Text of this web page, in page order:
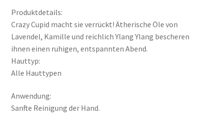
Produktdetails:
Crazy Cupid macht sie verrückt! Ätherische Öle von
Lavendel, Kamille und reichlich Ylang Ylang bescheren
ihnen einen ruhigen, entspannten Abend.
Hauttyp:
Alle Hauttypen
Anwendung:
Sanfte Reinigung der Hand.